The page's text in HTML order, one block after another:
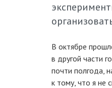
В октябре
в другой части
почти полгода,
к тому, что я не